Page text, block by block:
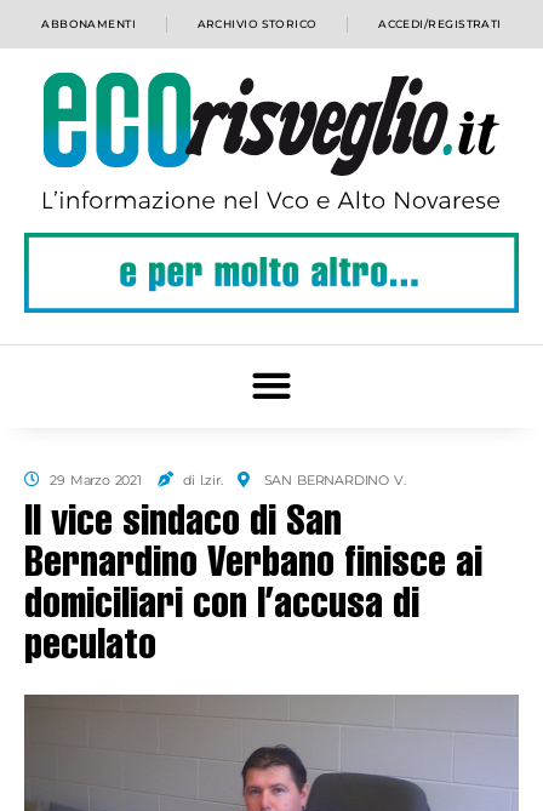
ABBONAMENTI ARCHIVIO STORICO ACCEDI/REGISTRATI
29 Marzo 2021 di l.zir. SAN BERNARDINO V.
Il vice sindaco di San
Bernardino Verbano finisce ai
domiciliari con l’accusa di
peculato